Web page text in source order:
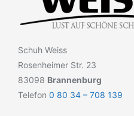
Schuh Weiss
Rosenheimer Str. 23
83098 Brannenburg
Telefon 0 80 34 – 708 139